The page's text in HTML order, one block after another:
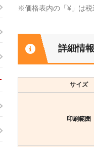
※価格表内の「¥」は税
詳細情報
サイズ
印刷範囲